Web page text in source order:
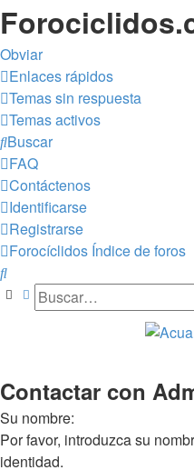
Obviar
Enlaces rápidos
Temas sin respuesta
Temas activos
Buscar
FAQ
Contáctenos
Identificarse
Registrarse
Forocíclidos Índice de foros
Buscar
BuscarBúsqueda avanzada
Contactar con
Su nombre:
Por favor, introduzca su
identidad.